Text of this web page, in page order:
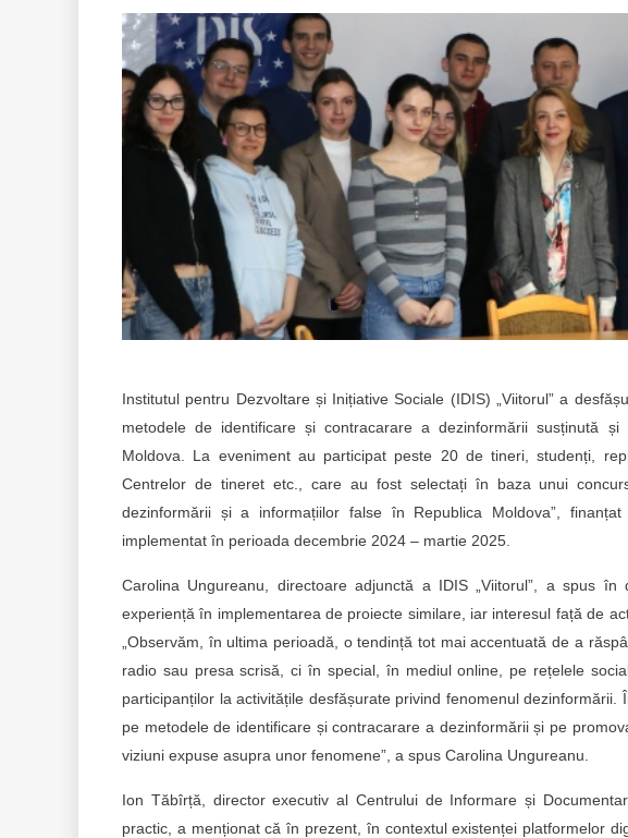
Institutul pentru Dezvoltare și Inițiative Sociale (IDIS) „Viitorul” a
metodele de identificare și contracarare a dezinformării susținută
Moldova. La eveniment au participat peste 20 de tineri, studenți,
Centrelor de tineret etc., care au fost selectați în baza unui
dezinformării și a informațiilor false în Republica Moldova”,
implementat în perioada decembrie 2024 – martie 2025.
Carolina Ungureanu, directoare adjunctă a IDIS „Viitorul”, a spus
experiență în implementarea de proiecte similare, iar interesul față de
„Observăm, în ultima perioadă, o tendință tot mai accentuată de a
radio sau presa scrisă, ci în special, în mediul online, pe rețelele
participanților la activitățile desfășurate privind fenomenul
pe metodele de identificare și contracarare a dezinformării și pe
viziuni expuse asupra unor fenomene”, a spus Carolina Ungureanu.
Ion Tăbîrță, director executiv al Centrului de Informare și
practic, a menționat că în prezent, în contextul existenței platformelor